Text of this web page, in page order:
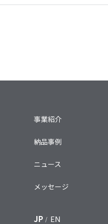
事業紹介
納品事例
ニュース
メッセージ
JP EN